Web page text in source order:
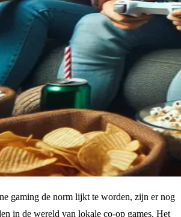
gaming de norm lijkt te worden, zijn er nog
in de wereld van lokale co-op games. Het